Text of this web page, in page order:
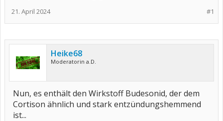
#1
21. April 2024
Heike68
Moderatorin a.D.
Nun, es enthält den Wirkstoff Budesonid, der dem
Cortison ähnlich und stark entzündungshemmend
ist...